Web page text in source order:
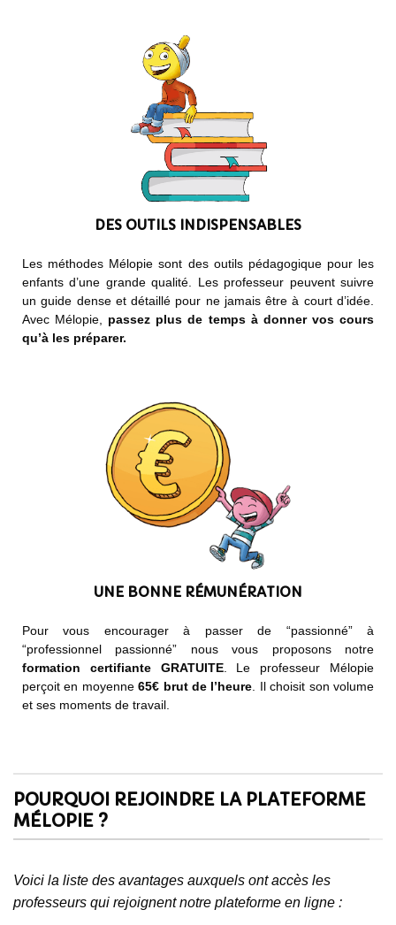
DES OUTILS INDISPENSABLES
Les méthodes Mélopie sont des outils pédagogique pour les
enfants d’une grande qualité. Les professeur peuvent suivre
un guide dense et détaillé pour ne jamais être à court d’idée.
Avec Mélopie, passez plus de temps à donner vos cours
qu’à les préparer.
UNE BONNE RÉMUNÉRATION
Pour vous encourager à passer de “passionné” à
“professionnel passionné” nous vous proposons notre
formation certifiante GRATUITE. Le professeur Mélopie
perçoit en moyenne65€ brut de l’heure . Il choisit son volume
et ses moments de travail.
POURQUOI REJOINDRE LA PLATEFORME
MÉLOPIE ?
Voici la liste des avantages auxquels ont accès les
professeurs qui rejoignent notre plateforme en ligne :